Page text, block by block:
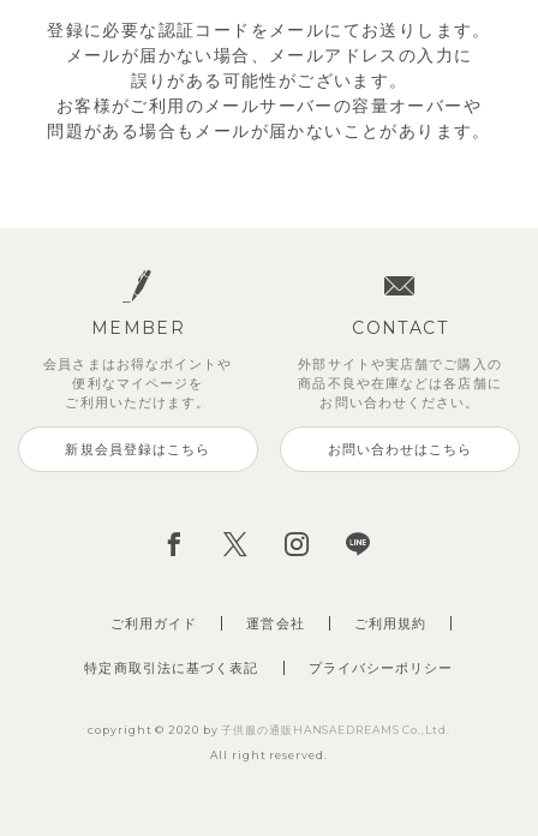
登録に必要な認証コードをメールにてお送りします。
メールが届かない場合、メールアドレスの入力に
誤りがある可能性がございます。
お客様がご利用のメールサーバーの容量オーバーや
問題がある場合もメールが届かないことがあります。
MEMBER
会員さまはお得なポイントや
便利な マイページを
ご利用いただけます。
新規会員登録はこちら
CONTACT
外部サイトや実店舗でご購入の
商品不良や在庫などは各店舗に
お問い合わせください。
お問い合わせはこちら
ご利用ガイド 運営会社
特定商取引法に基づく表記 プライバシーポリシー
ご利用規約
copyright © 2020 by子供服の通販HANSAEDREAMS Co.,Ltd.
All right reserved.